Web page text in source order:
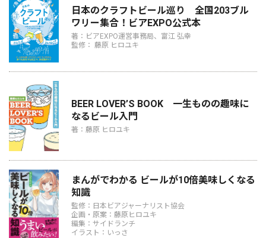
日本のクラフトビール巡り 全国203ブル
ワリー集合！ビアEXPO公式本
著：ビアEXPO運営事務局、富江 弘幸
監修： 藤原 ヒロユキ
BEER LOVER’S BOOK 一生ものの趣味に
なるビール入門
著：藤原 ヒロユキ
まんがでわかる ビールが10倍美味しくなる
知識
監修：日本ビアジャーナリスト協会
企画・原案：藤原ヒロユキ
編集：サイドランチ
イラスト：いっさ